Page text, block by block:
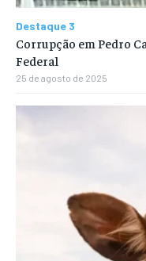
Destaque 3
Corrupção em Pedro
Federal
25 de agosto de 2025